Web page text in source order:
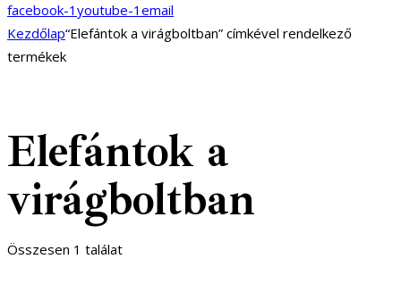
facebook-1 youtube-1 email
Kezdőlap“Elefántok a virágboltban” címkével rendelkező
termékek
Elefántok a
virágboltban
Összesen 1 találat